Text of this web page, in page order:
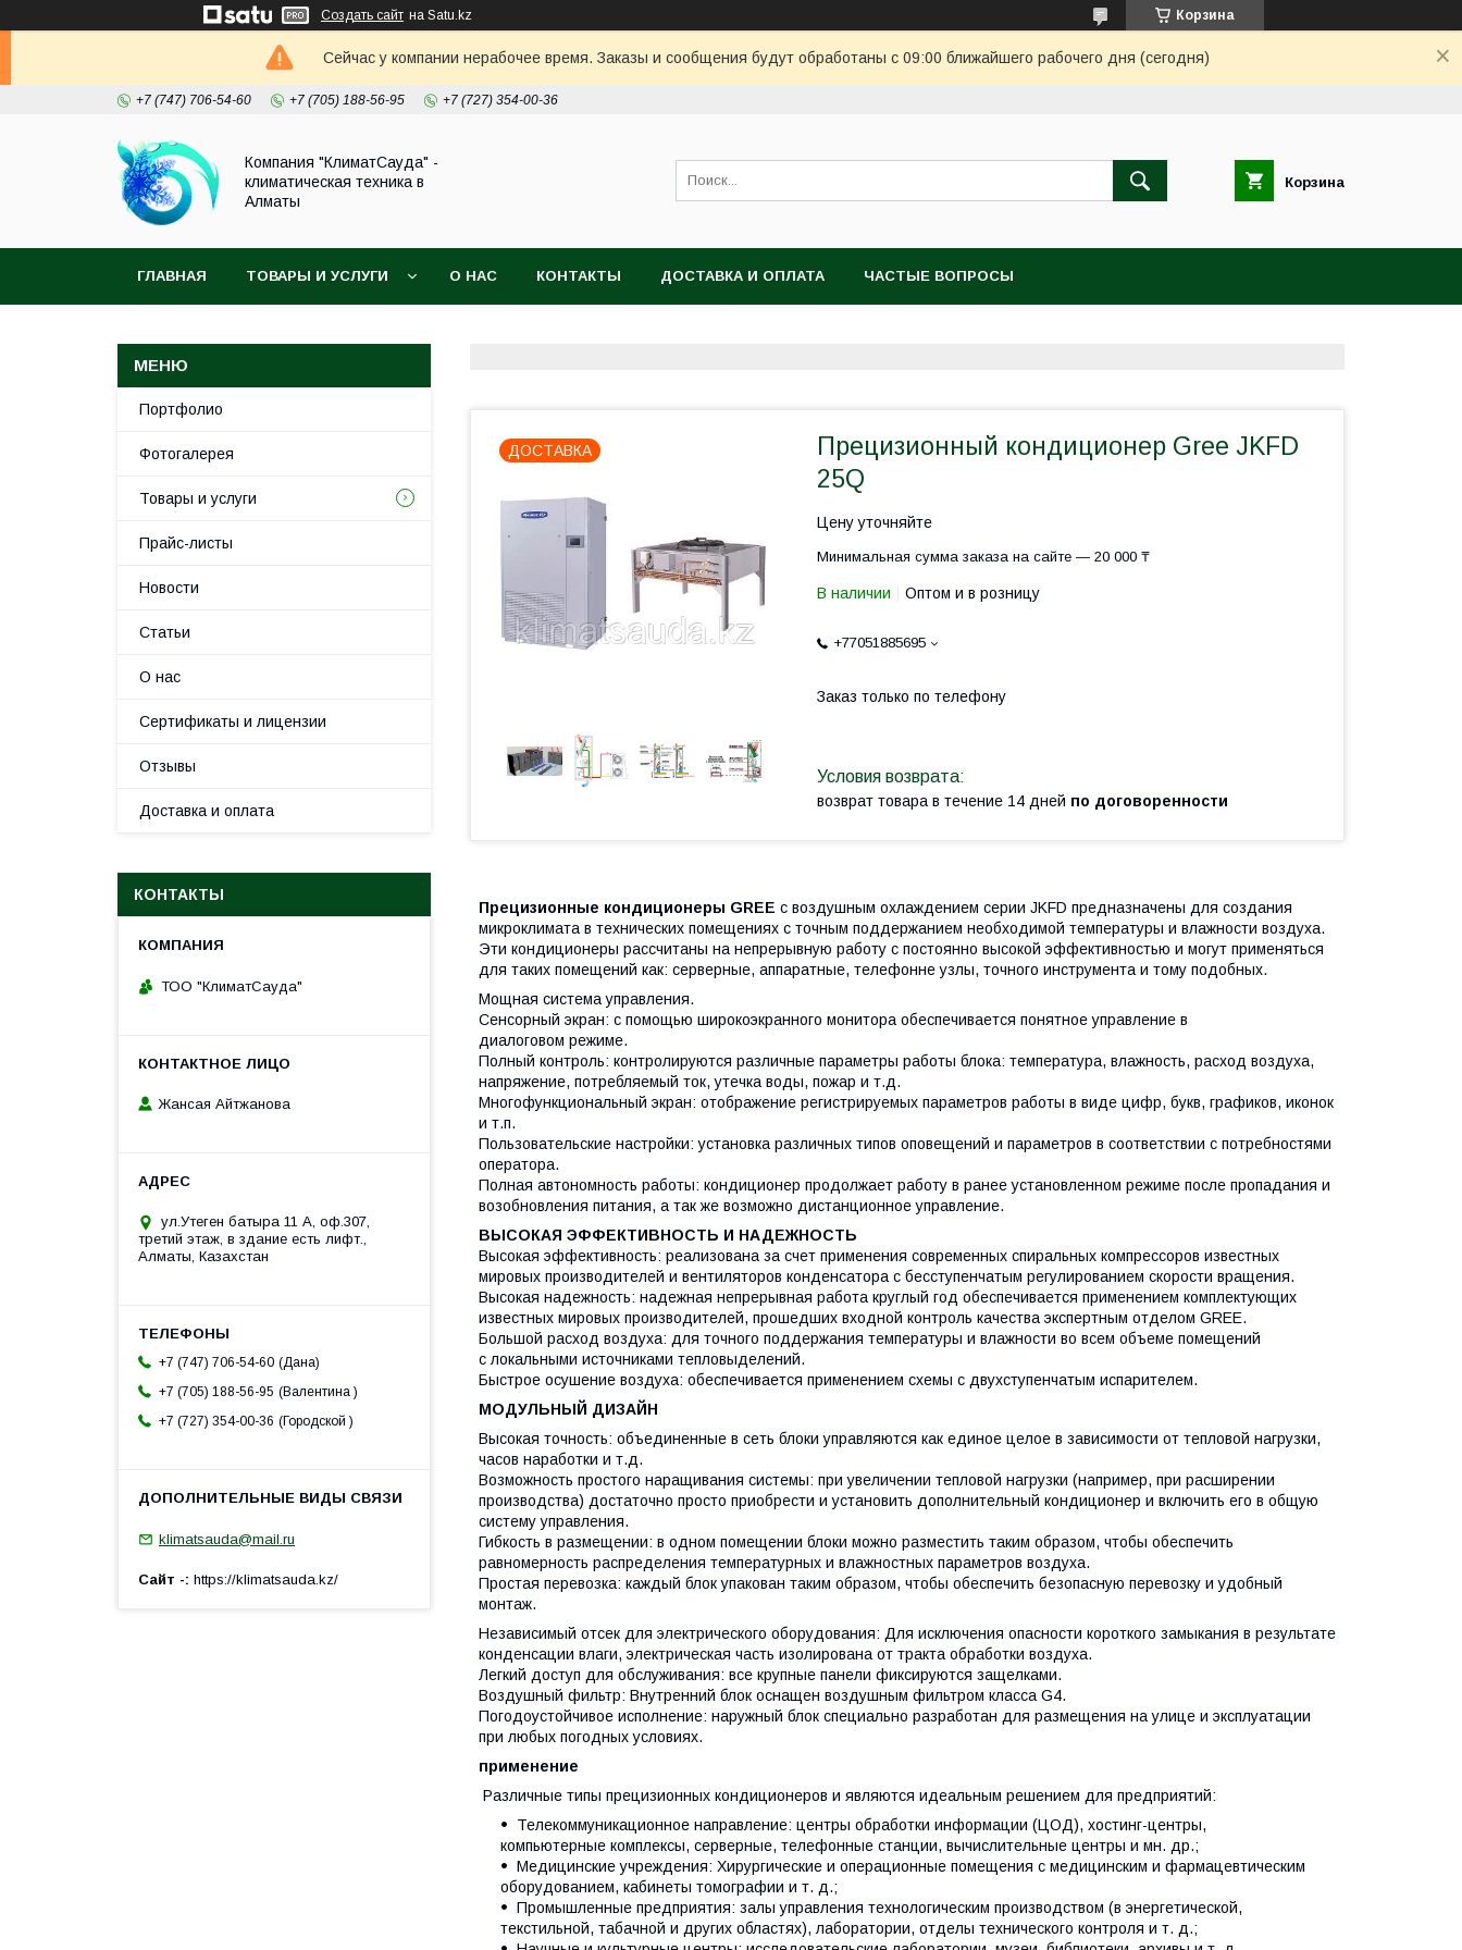
Создать сайт на Satu.kz Корзина
Сейчас у компании нерабочее время. Заказы и сообщения будут обработаны с 09:00 ближайшего рабочего дня (сегодня)
+7 (747) 706-54-60 +7 (705) 188-56-95 +7 (727) 354-00-36
Компания "КлиматСауда" -
климатическая техника в
Алматы
Корзина
ГЛАВНАЯ ТОВАРЫ И УСЛУГИ О НАС КОНТАКТЫ ДОСТАВКА И ОПЛАТА ЧАСТЫЕ ВОПРОСЫ
ДОСТАВКА
Прецизионный кондиционер Gree JKFD
25Q
Цену уточняйте
Минимальная сумма заказа на сайте — 20 000 ₸
В наличии Оптом и в розницу
+77051885695
Заказ только по телефону
возврат товара в течение 14 дней по договоренности
Прецизионные кондиционеры GREE с воздушным охлаждением серии JKFD предназначены для создания
микроклимата в технических помещениях с точным поддержанием необходимой температуры и влажности воздуха.
Эти кондиционеры рассчитаны на непрерывную работу с постоянно высокой эффективностью и могут применяться
для таких помещений как: серверные, аппаратные, телефонне узлы, точного инструмента и тому подобных.
Мощная система управления.
Сенсорный экран: с помощью широкоэкранного монитора обеспечивается понятное управление в
диалоговом режиме.
Полный контроль: контролируются различные параметры работы блока: температура, влажность, расход воздуха,
напряжение, потребляемый ток, утечка воды, пожар и т.д.
Многофункциональный экран: отображение регистрируемых параметров работы в виде цифр, букв, графиков, иконок
и т.п.
Пользовательские настройки: установка различных типов оповещений и параметров в соответствии с потребностями
оператора.
Полная автономность работы: кондиционер продолжает работу в ранее установленном режиме после пропадания и
возобновления питания, а так же возможно дистанционное управление.
ВЫСОКАЯ ЭФФЕКТИВНОСТЬ И НАДЕЖНОСТЬ
Высокая эффективность: реализована за счет применения современных спиральных компрессоров известных
мировых производителей и вентиляторов конденсатора с бесступенчатым регулированием скорости вращения.
Высокая надежность: надежная непрерывная работа круглый год обеспечивается применением комплектующих
известных мировых производителей, прошедших входной контроль качества экспертным отделом GREE.
Большой расход воздуха: для точного поддержания температуры и влажности во всем объеме помещений
с локальными источниками тепловыделений.
Быстрое осушение воздуха: обеспечивается применением схемы с двухступенчатым испарителем.
МОДУЛЬНЫЙ ДИЗАЙН
Высокая точность: объединенные в сеть блоки управляются как единое целое в зависимости от тепловой нагрузки,
часов наработки и т.д.
Возможность простого наращивания системы: при увеличении тепловой нагрузки (например, при расширении
производства) достаточно просто приобрести и установить дополнительный кондиционер и включить его в общую
систему управления.
Гибкость в размещении: в одном помещении блоки можно разместить таким образом, чтобы обеспечить
равномерность распределения температурных и влажностных параметров воздуха.
Простая перевозка: каждый блок упакован таким образом, чтобы обеспечить безопасную перевозку и удобный
монтаж.
Независимый отсек для электрического оборудования: Для исключения опасности короткого замыкания в результате
конденсации влаги, электрическая часть изолирована от тракта обработки воздуха.
Легкий доступ для обслуживания: все крупные панели фиксируются защелками.
Воздушный фильтр: Внутренний блок оснащен воздушным фильтром класса G4.
Погодоустойчивое исполнение: наружный блок специально разработан для размещения на улице и эксплуатации
при любых погодных условиях.
применение
Различные типы прецизионных кондиционеров и являются идеальным решением для предприятий:
Телекоммуникационное направление: центры обработки информации (ЦОД), хостинг-центры,
компьютерные комплексы, серверные, телефонные станции, вычислительные центры и мн. др.;
Медицинские учреждения: Хирургические и операционные помещения с медицинским и фармацевтическим
оборудованием, кабинеты томографии и т. д.;
Промышленные предприятия: залы управления технологическим производством (в энергетической,
текстильной, табачной и других областях), лаборатории, отделы технического контроля и т. д.;
Портфолио
Фотогалерея
Товары и услуги
Прайс-листы
Новости
Статьи
О нас
Сертификаты и лицензии
Отзывы
Доставка и оплата
КОНТАКТЫ
ТОО "КлиматСауда"
Жансая Айтжанова
ул.Утеген батыра 11 А, оф.307,
третий этаж, в здание есть лифт.,
Алматы, Казахстан
+7 (747) 706-54-60 Дана
+7 (705) 188-56-95
Валентина
+7 (727) 354-00-36
Городской
klimatsauda@mail.ru
Сайт - https://klimatsauda.kz/